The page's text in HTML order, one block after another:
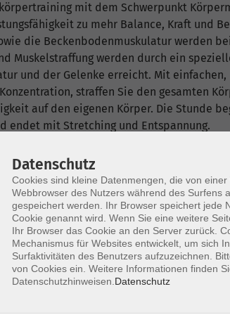
mit dem Schwerpunkt
zu mehr Balance, Kraft und
die Beckenbodenmuskulatur werden
Muskelstraffung werden durch ein
und der Gelenke erreicht. Mit
straffen Sie den gesamten
auf den eigenen Körper. Die Stunde
endet mit Stretching und Entspannung.
Handtuch
Ort / Raum
Datenschutz
Cookies sind kleine Datenmengen, die von
Webbrowser des Nutzers während des Surfens
gespeichert werden. Ihr Browser speichert jede
Cookie genannt wird. Wenn Sie eine weitere
Ihr Browser das Cookie an den Server zurück.
Mechanismus für Websites entwickelt, um sich
Surfaktivitäten des Benutzers aufzuzeichnen.
von Cookies ein. Weitere Informationen finden
Datenschutzhinweisen. Datenschutz